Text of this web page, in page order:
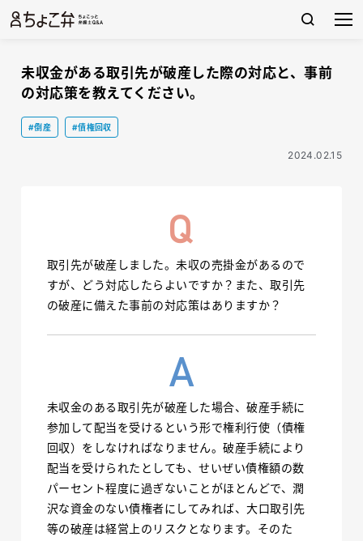
未収金がある取引先が破産した際の対応と、事前
の対応策を教えてください。
#倒産 #債権回収
2024.02.15
取引先が破産しました。未収の売掛金があるので
すが、どう対応したらよいですか？また、取引先
の破産に備えた事前の対応策はありますか？
未収金のある取引先が破産した場合、破産手続に
参加して配当を受けるという形で権利行使（債権
回収）をしなければなりません。破産手続により
配当を受けられたとしても、せいぜい債権額の数
パーセント程度に過ぎないことがほとんどで、潤
沢な資金のない債権者にしてみれば、大口取引先
等の破産は経営上のリスクとなります。そのた